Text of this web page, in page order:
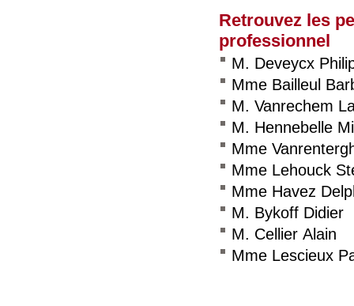
Retrouvez les
professionnel
M. Deveycx
Mme Bailleul
M. Vanrechem
M. Hennebelle
Mme
Mme Lehouck
Mme Havez
M. Bykoff Didier
M. Cellier Alain
Mme Lescieux